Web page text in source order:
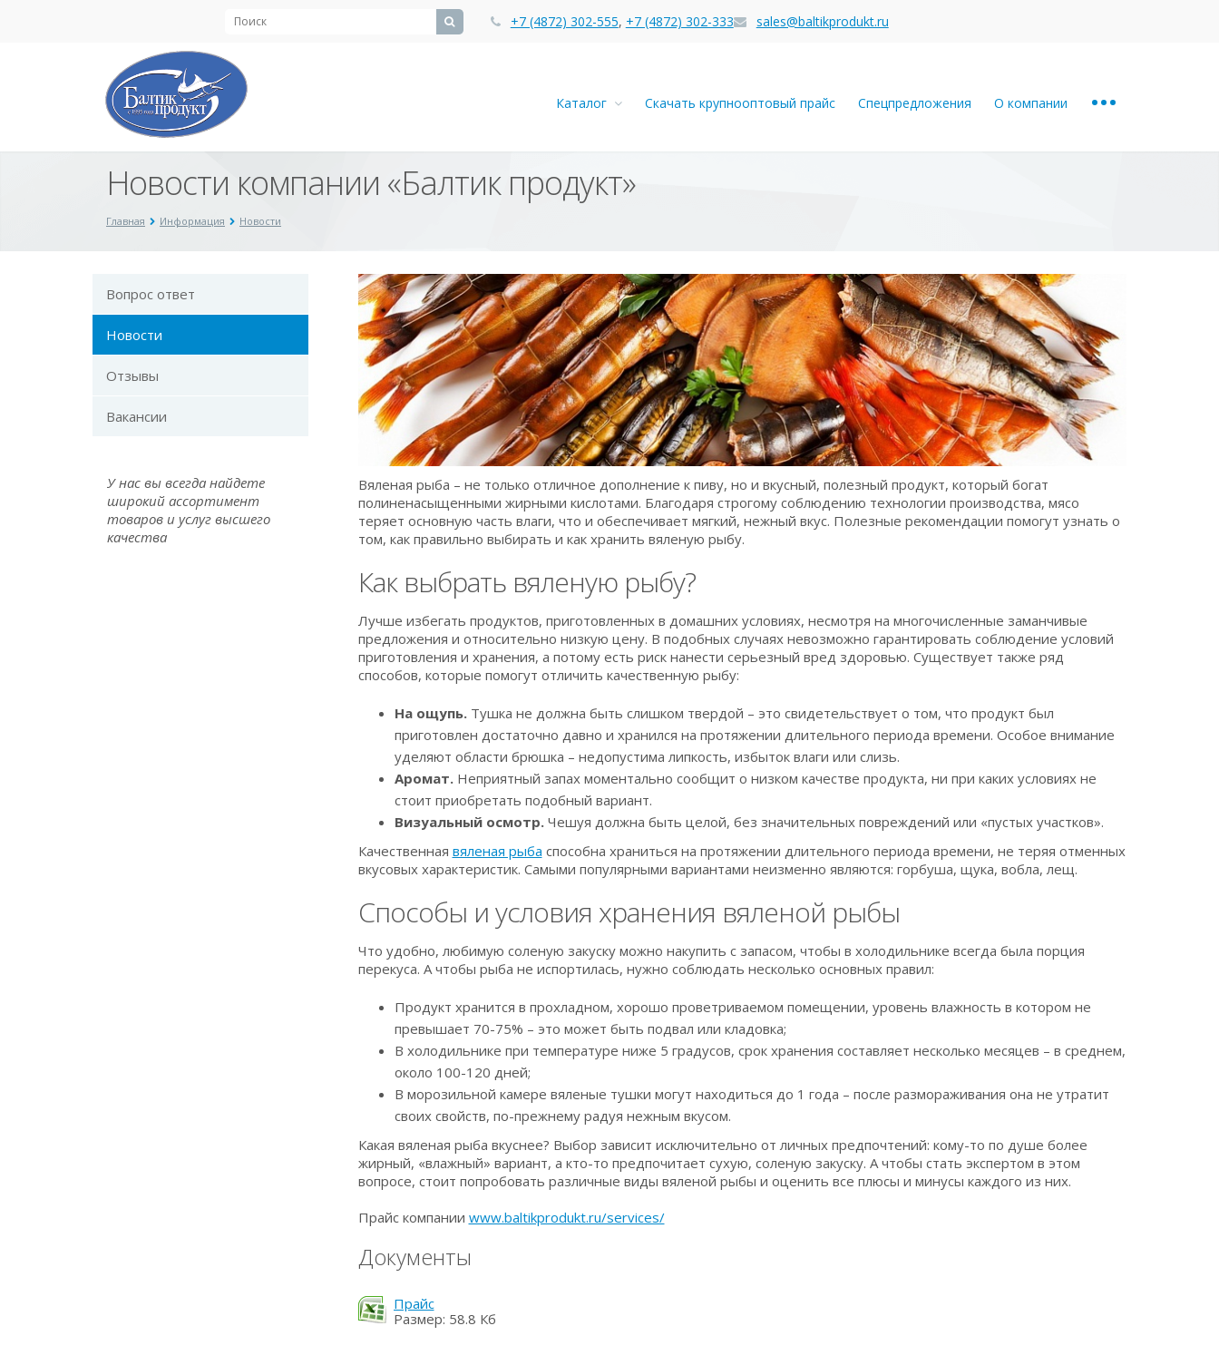
+7 (4872) 302-555, +7 (4872) 302-333 sales@baltikprodukt.ru
Каталог Скачать крупнооптовый прайс Спецпредложения О компании ...
Новости компании «Балтик продукт»
Главная Информация Новости
Вопрос ответ
Новости
Отзывы
Вакансии
У нас вы всегда найдете
широкий ассортимент
товаров и услуг высшего
качества
Вяленая рыба – не только отличное дополнение к пиву, но и вкусный, полезный продукт, который богат
полиненасыщенными жирными кислотами. Благодаря строгому соблюдению технологии производства, мясо
теряет основную часть влаги, что и обеспечивает мягкий, нежный вкус. Полезные рекомендации помогут узнать о
том, как правильно выбирать и как хранить вяленую рыбу.
Как выбрать вяленую рыбу?
Лучше избегать продуктов, приготовленных в домашних условиях, несмотря на многочисленные заманчивые
предложения и относительно низкую цену. В подобных случаях невозможно гарантировать соблюдение условий
приготовления и хранения, а потому есть риск нанести серьезный вред здоровью. Существует также ряд
способов, которые помогут отличить качественную рыбу:
На ощупь.Тушка не должна быть слишком твердой – это свидетельствует о том, что продукт был
приготовлен достаточно давно и хранился на протяжении длительного периода времени. Особое внимание
уделяют области брюшка – недопустима липкость, избыток влаги или слизь.
Аромат.Неприятный запах моментально сообщит о низком качестве продукта, ни при каких условиях не
стоит приобретать подобный вариант.
Визуальный осмотр.Чешуя должна быть целой, без значительных повреждений или «пустых участков».
Качественная вяленая рыба способна храниться на протяжении длительного периода времени, не теряя отменных
вкусовых характеристик. Самыми популярными вариантами неизменно являются: горбуша, щука, вобла, лещ.
Способы и условия хранения вяленой рыбы
Что удобно, любимую соленую закуску можно накупить с запасом, чтобы в холодильнике всегда была порция
перекуса. А чтобы рыба не испортилась, нужно соблюдать несколько основных правил:
Продукт хранится в прохладном, хорошо проветриваемом помещении, уровень влажность в котором не
превышает 70-75% – это может быть подвал или кладовка;
В холодильнике при температуре ниже 5 градусов, срок хранения составляет несколько месяцев – в среднем,
около 100-120 дней;
В морозильной камере вяленые тушки могут находиться до 1 года – после размораживания она не утратит
своих свойств, по-прежнему радуя нежным вкусом.
Какая вяленая рыба вкуснее? Выбор зависит исключительно от личных предпочтений: кому-то по душе более
жирный, «влажный» вариант, а кто-то предпочитает сухую, соленую закуску. А чтобы стать экспертом в этом
вопросе, стоит попробовать различные виды вяленой рыбы и оценить все плюсы и минусы каждого из них.
Прайс компании www.baltikprodukt.ru/services/
Документы
Прайс
Размер: 58.8 Кб